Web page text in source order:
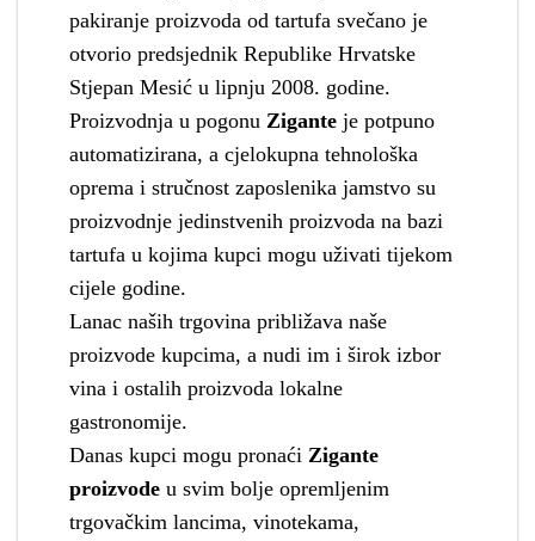
pakiranje proizvoda od tartufa svečano je
otvorio predsjednik Republike Hrvatske
Stjepan Mesić u lipnju 2008. godine.
Proizvodnja u pogonu Zigante je potpuno
automatizirana, a cjelokupna tehnološka
oprema i stručnost zaposlenika jamstvo su
proizvodnje jedinstvenih proizvoda na bazi
tartufa u kojima kupci mogu uživati tijekom
cijele godine.
Lanac naših trgovina približava naše
proizvode kupcima, a nudi im i širok izbor
vina i ostalih proizvoda lokalne
gastronomije.
Danas kupci mogu pronaći Zigante
proizvode u svim bolje opremljenim
trgovačkim lancima, vinotekama,